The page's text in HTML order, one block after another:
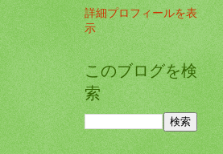
詳細プロフィールを表
示
このブログを検
索